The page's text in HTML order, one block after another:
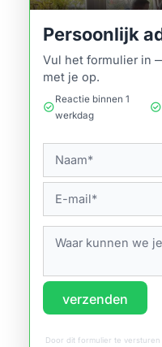
Persoonlijk
Vul het formulier in
met je op.
check_circle
Reactie binnen 1
werkdag
check_circle
verzenden
Door dit formulier te versturen